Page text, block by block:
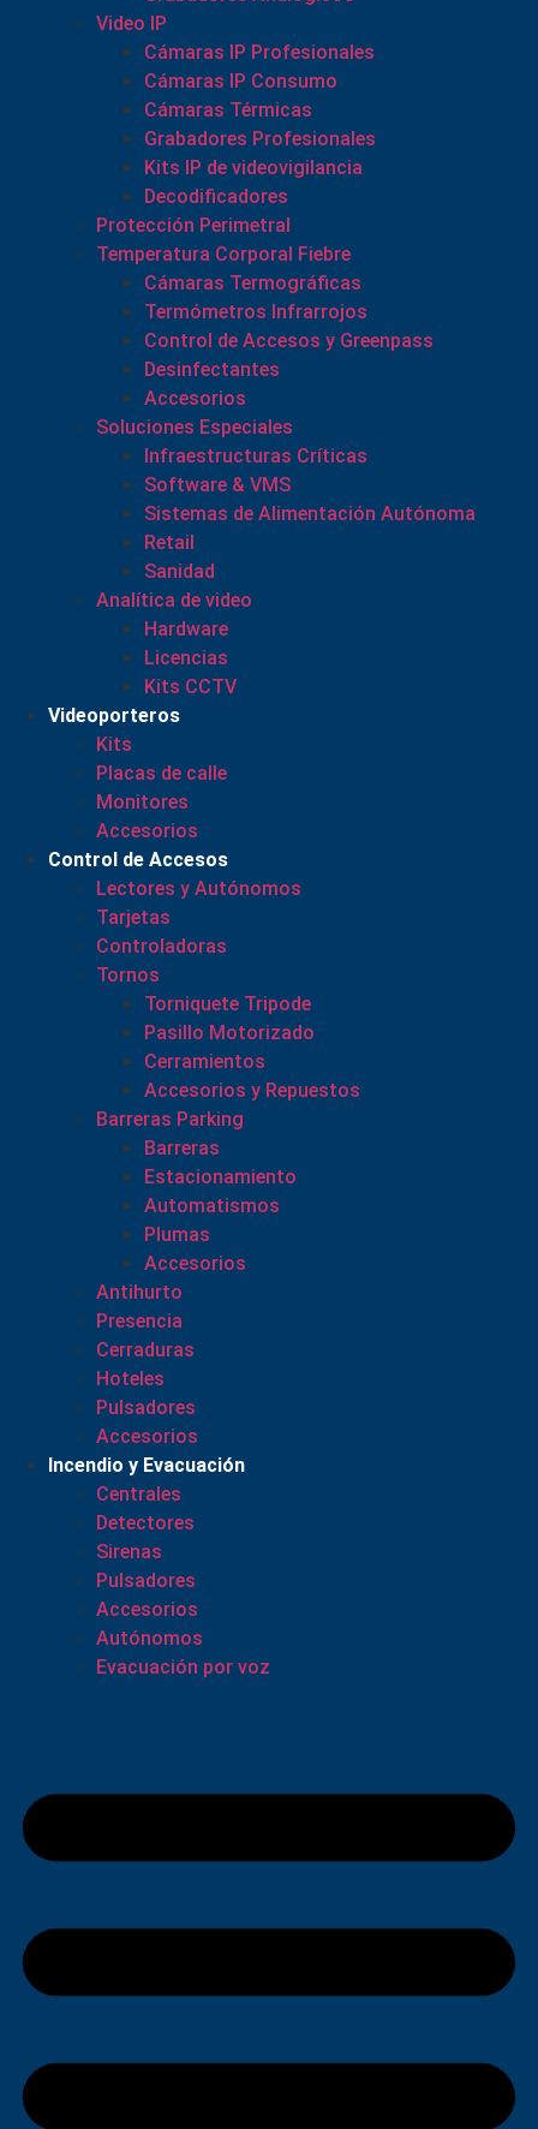
Video IP
Cámaras IP Profesionales
Cámaras IP Consumo
Cámaras Térmicas
Grabadores Profesionales
Kits IP de videovigilancia
Decodificadores
Protección Perimetral
Temperatura Corporal Fiebre
Cámaras Termográficas
Termómetros Infrarrojos
Control de Accesos y Greenpass
Desinfectantes
Accesorios
Soluciones Especiales
Infraestructuras Críticas
Software & VMS
Sistemas de Alimentación Autónoma
Retail
Sanidad
Analítica de video
Hardware
Licencias
Kits CCTV
Videoporteros
Kits
Placas de calle
Monitores
Accesorios
Control de Accesos
Lectores y Autónomos
Tarjetas
Controladoras
Tornos
Torniquete Tripode
Pasillo Motorizado
Cerramientos
Accesorios y Repuestos
Barreras Parking
Barreras
Estacionamiento
Automatismos
Plumas
Accesorios
Antihurto
Presencia
Cerraduras
Hoteles
Pulsadores
Accesorios
Incendio y Evacuación
Centrales
Detectores
Sirenas
Pulsadores
Accesorios
Autónomos
Evacuación por voz